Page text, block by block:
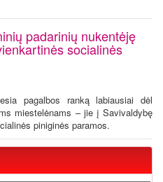
padarinių nukentėję
socialinės
pagalbos ranką labiausiai dėl
miestelėnams – jie į Savivaldybę
piniginės paramos.